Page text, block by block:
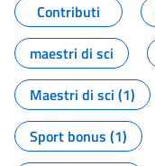
Contributi
maestri di sci
Maestri di sci (1)
Sport bonus (1)